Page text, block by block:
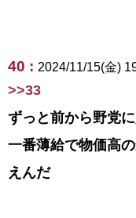
40 : 2024/11/15(金)
>>33
ずっと前から野党
一番薄給で物価高
えんだ